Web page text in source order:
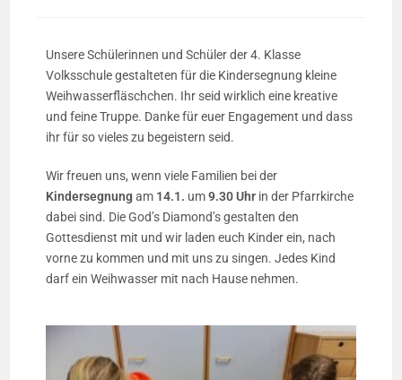
Unsere Schülerinnen und Schüler der 4. Klasse
Volksschule gestalteten für die Kindersegnung kleine
Weihwasserfläschchen. Ihr seid wirklich eine kreative
und feine Truppe. Danke für euer Engagement und dass
ihr für so vieles zu begeistern seid.
Wir freuen uns, wenn viele Familien bei der
Kindersegnungam 14.1. um9.30 Uhr in der Pfarrkirche
dabei sind. Die God’s Diamond’s gestalten den
Gottesdienst mit und wir laden euch Kinder ein, nach
vorne zu kommen und mit uns zu singen. Jedes Kind
darf ein Weihwasser mit nach Hause nehmen.